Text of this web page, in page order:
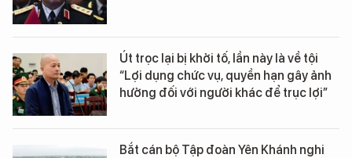
Út trọc lại bị khởi tố, lần này là về tội
“Lợi dụng chức vụ, quyền hạn gây ảnh
hưởng đối với người khác để trục lợi”
Bắt cán bộ Tập đoàn Yên Khánh nghi